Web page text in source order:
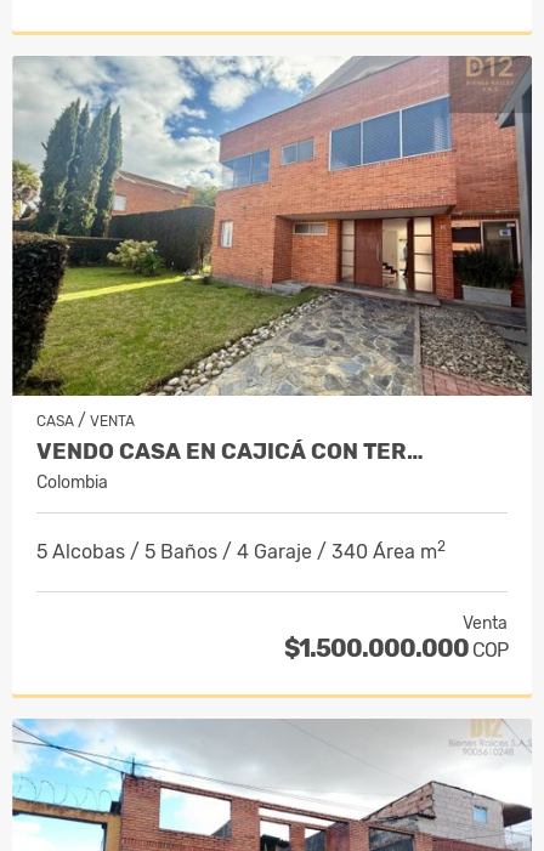
CASA / VENTA
VENDO CASA EN CAJICÁ CON TER…
Colombia
5 Alcobas / 5 Baños / 4 Garaje / 340 Área m2
Venta
$1.500.000.000 COP